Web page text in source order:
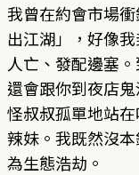
我曾在約會市場
出江湖」，好像
人亡、發配邊塞
還會跟你到夜店
怪叔叔孤單地站
辣妹。我既然沒
為生態浩劫。